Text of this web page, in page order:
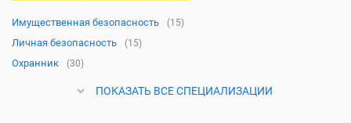
Имущественная безопасность (15)
Личная безопасность (15)
Охранник (30)
ПОКАЗАТЬ ВСЕ СПЕЦИАЛИЗАЦИИ